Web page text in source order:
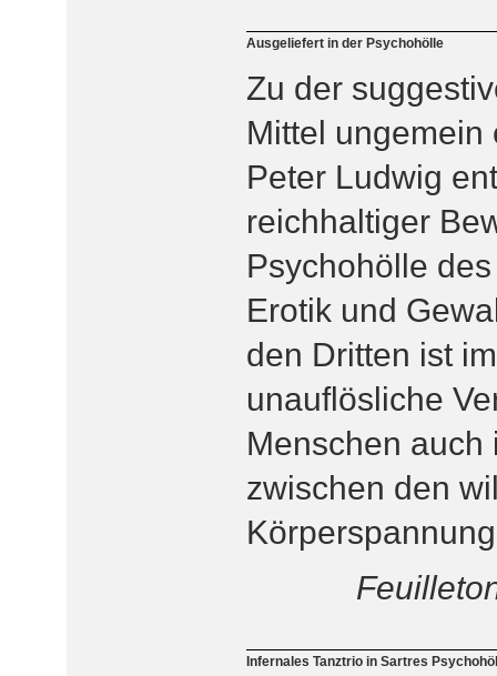
Ausgeliefert in der Psychohölle
Zu der
Mittel ungemein
Peter Ludwig
reichhaltiger
Psychohölle
Erotik und
den Dritten ist
unauflösliche
Menschen
zwischen den
Infernales Tanztrio in Sartres